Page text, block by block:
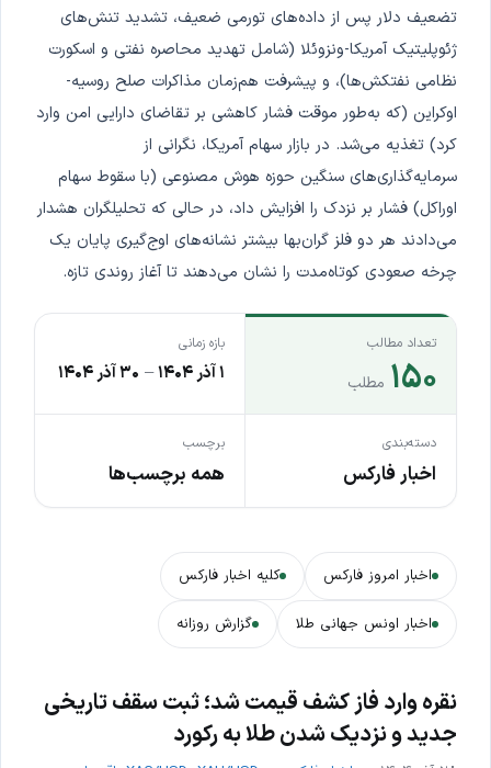
تضعیف دلار پس از داده‌های تورمی ضعیف، تشدید تنش‌های
ژئوپلیتیک آمریکا-ونزوئلا (شامل تهدید محاصره نفتی و اسکورت
نظامی نفتکش‌ها)، و پیشرفت هم‌زمان مذاکرات صلح روسیه-
اوکراین (که به‌طور موقت فشار کاهشی بر تقاضای دارایی امن وارد
کرد) تغذیه می‌شد. در بازار سهام آمریکا، نگرانی از
سرمایه‌گذاری‌های سنگین حوزه هوش مصنوعی (با سقوط سهام
اوراکل) فشار بر نزدک را افزایش داد، در حالی که تحلیلگران هشدار
می‌دادند هر دو فلز گران‌بها بیشتر نشانه‌های اوج‌گیری پایان یک
چرخه صعودی کوتاه‌مدت را نشان می‌دهند تا آغاز روندی تازه.
تعداد مطالب
۱۵۰ مطلب
بازه زمانی
۱ آذر ۱۴۰۴ – ۳۰ آذر ۱۴۰۴
دسته‌بندی
اخبار فارکس
برچسب
همه برچسب‌ها
اخبار امروز فارکس کلیه اخبار فارکس
اخبار اونس جهانی طلا گزارش روزانه
نقره وارد فاز کشف قیمت شد؛ ثبت سقف تاریخی
جدید و نزدیک شدن طلا به رکورد